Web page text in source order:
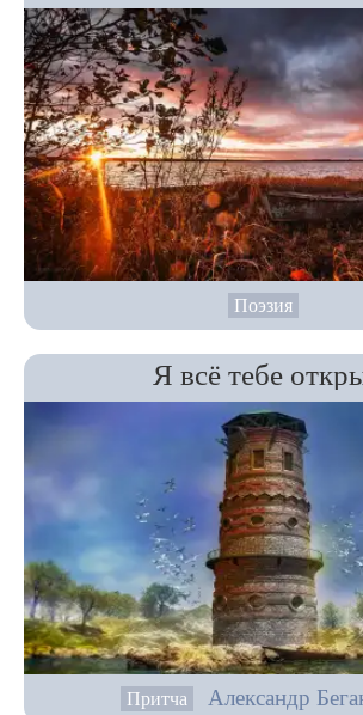
Поэзия
Я всё тебе
Притча Александр